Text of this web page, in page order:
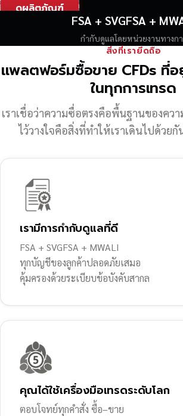
ดูผลิตภัณฑ์
FSA + SVGFSA +
กำกับดูแลโดยหน่วยงานทางก
สิ่งที่เรายึดถือ
แพลตฟอร์มซื้อขาย CFDs ที่
ในทุกการเทรด
เราเชื่อว่าความซื่อตรงคือพื้นฐานของควา
ไว้วางใจคือสิ่งที่ทำให้เราเดินไปด้วยกั
เรามีการกำกับดูแลที่ดี
FSA + SVGFSA + MWALI
ทุกบัญชีของลูกค้าปลอดภัยเสมอ
คุ้มครองด้วยระเบียบข้อบังคับสากล
คุณได้ใช้เครื่องมือเทรดระดับโลก
ตอบโจทย์ทุกคำสั่ง ซื้อ–ขาย